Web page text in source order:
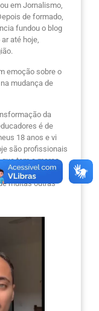
em Jornalismo,
de formado,
fundou o blog
até hoje,
emoção sobre o
mudança de
da
é de
18 anos e vi
são profissionais
tem a marca
histórias e
muitas outras